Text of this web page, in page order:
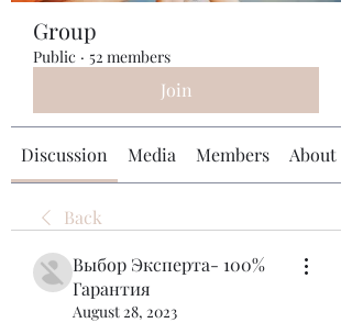
Group
Public · 52 members
Join
Discussion Media Members About
Back
Выбор Эксперта- 100%
Гарантия
August 28, 2023